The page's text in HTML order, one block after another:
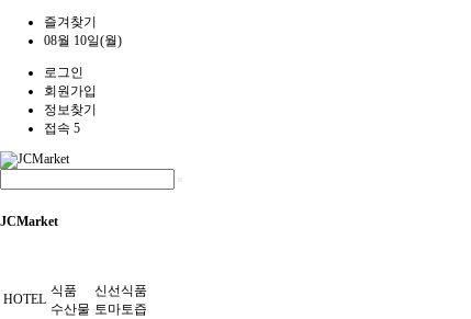
즐겨찾기
08월 10일(월)
로그인
회원가입
정보찾기
접속 5
JCMarket
HOTEL
식품
수산물
신선식품
토마토즙